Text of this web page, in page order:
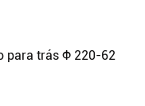
para trás Φ 220-62